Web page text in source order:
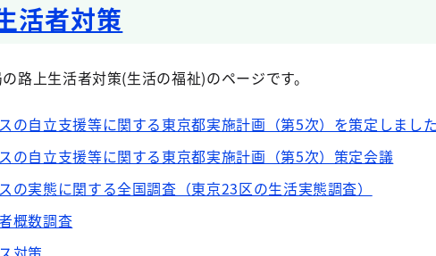
活者対策
路上生活者対策(生活の福祉)のページです。
の自立支援等に関する東京都実施計画（第5次）を策定しました
の自立支援等に関する東京都実施計画（第5次）策定会議
の実態に関する全国調査（東京23区の生活実態調査）
概数調査